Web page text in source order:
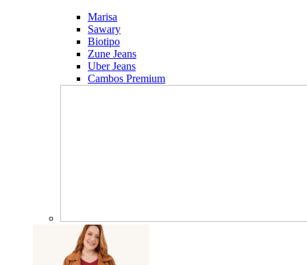
Marisa
Sawary
Biotipo
Zune Jeans
Uber Jeans
Cambos Premium